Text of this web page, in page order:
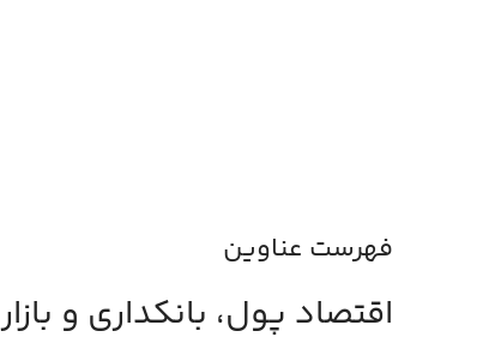
فهرست عناوین
اقتصاد پول، بانكداري و